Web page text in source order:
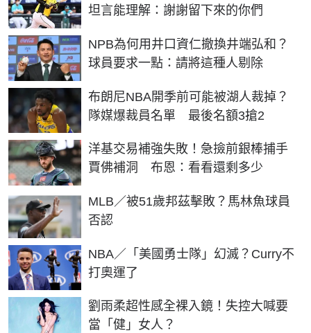
坦言能理解：謝謝留下來的你們
NPB為何用井口資仁撤換井端弘和？
球員要求一點：請將這種人剔除
布朗尼NBA開季前可能被湖人裁掉？
隊媒爆裁員名單 最後名額3搶2
洋基交易補強失敗！急撿前銀棒捕手
賈佛補洞 布恩：看看還剩多少
MLB／被51歲邦茲擊敗？馬林魚球員
否認
NBA／「美國勇士隊」幻滅？Curry不
打奧運了
劉雨柔超性感全裸入鏡！失控大喊要
當「健」女人？